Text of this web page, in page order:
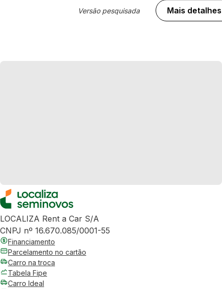
Versão pesquisada Mais detalhes
LOCALIZA Rent a Car S/A
CNPJ nº 16.670.085/0001-55
Financiamento
Parcelamento no cartão
Carro na troca
Tabela Fipe
Carro Ideal